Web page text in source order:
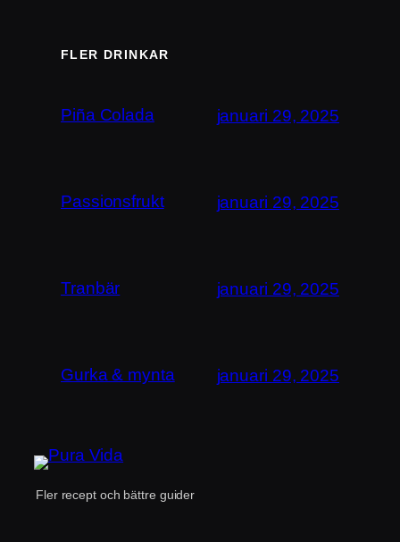
FLER DRINKAR
Piña Colada januari 29, 2025
Passionsfrukt januari 29, 2025
Tranbär januari 29, 2025
Gurka & mynta januari 29, 2025
Fler recept och bättre guider